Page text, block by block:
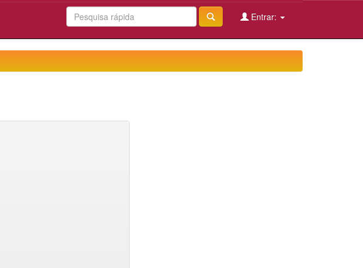
Entrar: